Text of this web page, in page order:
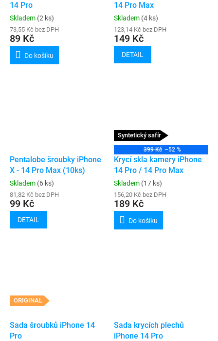
14 Pro
Skladem (2 ks)
73,55 Kč bez DPH
89 Kč
Do košíku
14 Pro Max
Skladem (4 ks)
123,14 Kč bez DPH
149 Kč
DETAIL
Pentalobe šroubky iPhone
X - 14 Pro Max (10ks)
Skladem (6 ks)
81,82 Kč bez DPH
99 Kč
DETAIL
Syntetický safír
399 Kč –52 %
Krycí skla kamery iPhone
14 Pro / 14 Pro Max
Skladem (17 ks)
156,20 Kč bez DPH
189 Kč
Do košíku
ORIGINAL
Sada šroubků iPhone 14
Pro
Sada krycích plechů
iPhone 14 Pro